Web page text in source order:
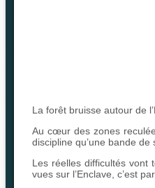
La forêt bruisse autour de
Au cœur des zones
discipline qu’une bande de
Les réelles difficultés vont
vues sur l’Enclave, c’est